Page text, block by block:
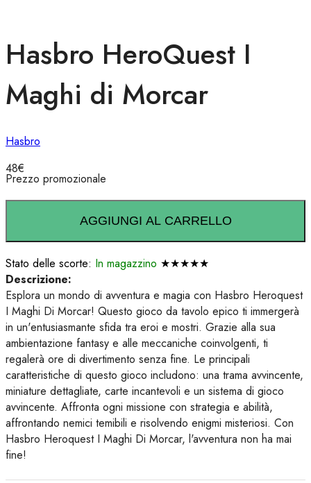
Hasbro HeroQuest I
Maghi di Morcar
Hasbro
48€
Prezzo promozionale
AGGIUNGI AL CARRELLO
Stato delle scorte: In magazzino ★★★★★
Descrizione:
Esplora un mondo di avventura e magia con Hasbro Heroquest
I Maghi Di Morcar! Questo gioco da tavolo epico ti immergerà
in un'entusiasmante sfida tra eroi e mostri. Grazie alla sua
ambientazione fantasy e alle meccaniche coinvolgenti, ti
regalerà ore di divertimento senza fine. Le principali
caratteristiche di questo gioco includono: una trama avvincente,
miniature dettagliate, carte incantevoli e un sistema di gioco
avvincente. Affronta ogni missione con strategia e abilità,
affrontando nemici temibili e risolvendo enigmi misteriosi. Con
Hasbro Heroquest I Maghi Di Morcar, l'avventura non ha mai
fine!